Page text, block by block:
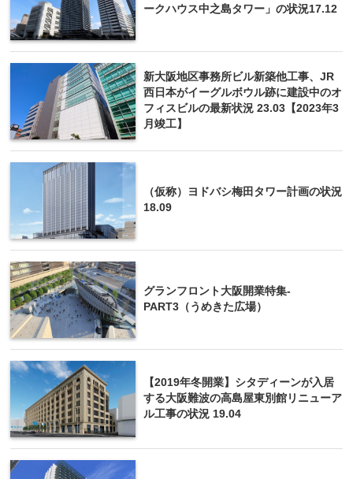
ークハウス中之島タワー」の状況17.12
新大阪地区事務所ビル新築他工事、JR
西日本がイーグルボウル跡に建設中のオ
フィスビルの最新状況 23.03【2023年3
月竣工】
（仮称）ヨドバシ梅田タワー計画の状況
18.09
グランフロント大阪開業特集-
PART3（うめきた広場）
【2019年冬開業】シタディーンが入居
する大阪難波の高島屋東別館リニューア
ル工事の状況 19.04